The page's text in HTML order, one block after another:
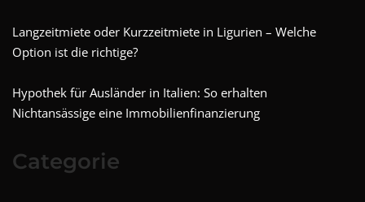
Langzeitmiete oder Kurzzeitmiete in Ligurien – Welche
Option ist die richtige?
Hypothek für Ausländer in Italien: So erhalten
Nichtansässige eine Immobilienfinanzierung
Categorie